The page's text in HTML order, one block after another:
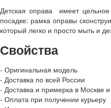
Детская оправа имеет
посадке: рамка оправы
который легко и просто мыть и
Свойства
- Оригинальная модель
- Доставка по всей России
- Доставка и примерка в Москве
- Оплата при получении курьеру